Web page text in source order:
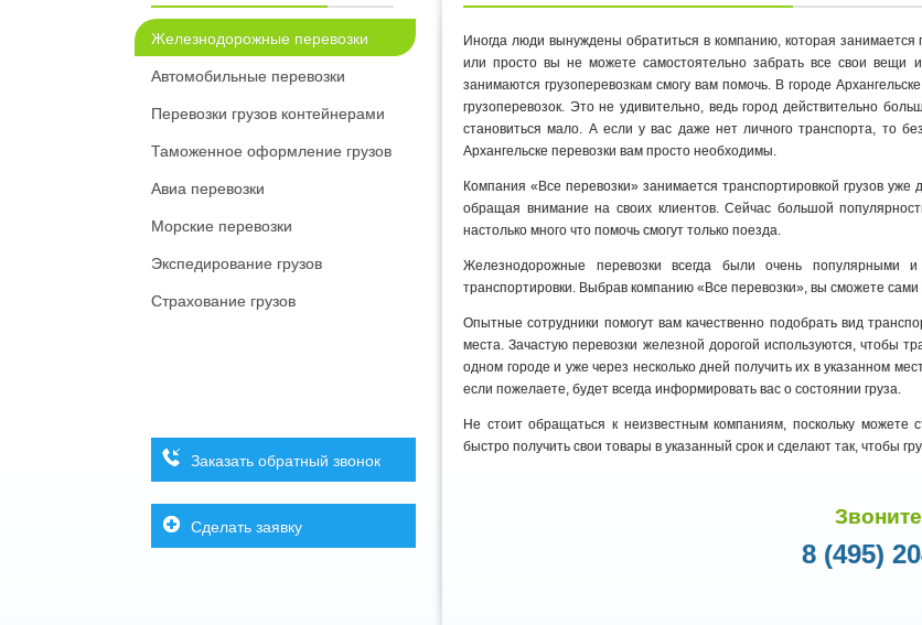
Железнодорожные перевозки
Автомобильные перевозки
Перевозки грузов контейнерами
Таможенное оформление грузов
Авиа перевозки
Морские перевозки
Экспедирование грузов
Страхование грузов
Заказать обратный звонок
Сделать заявку
Иногда люди вынуждены обратиться в компанию, которая
или просто вы не можете самостоятельно забрать все свои вещи
занимаются грузоперевозкам смогу вам помочь. В городе
грузоперевозок. Это не удивительно, ведь город действительно
становиться мало. А если у вас даже нет личного транспорта, то
Архангельске перевозки вам просто необходимы.
Компания «Все перевозки» занимается транспортировкой грузов
обращая внимание на своих клиентов. Сейчас большой
настолько много что помочь смогут только поезда.
Железнодорожные перевозки всегда были очень популярными
транспортировки. Выбрав компанию «Все перевозки», вы сможете
Опытные сотрудники помогут вам качественно подобрать вид
места. Зачастую перевозки железной дорогой используются, чтобы
одном городе и уже через несколько дней получить их в указанном
если пожелаете, будет всегда информировать вас о состоянии груза.
Не стоит обращаться к неизвестным компаниям, поскольку можете
быстро получить свои товары в указанный срок и сделают так, чтобы
8 (495)